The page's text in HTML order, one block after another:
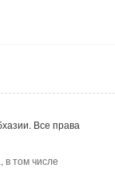
Все права
в том числе